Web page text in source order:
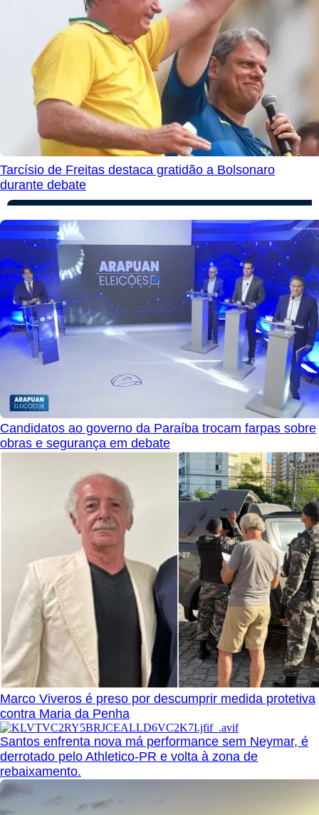
Tarcísio de Freitas destaca gratidão a Bolsonaro
durante debate
Candidatos ao governo da Paraíba trocam farpas sobre
obras e segurança em debate
Marco Viveros é preso por descumprir medida protetiva
contra Maria da Penha
Santos enfrenta nova má performance sem Neymar, é
derrotado pelo Athletico-PR e volta à zona de
rebaixamento.